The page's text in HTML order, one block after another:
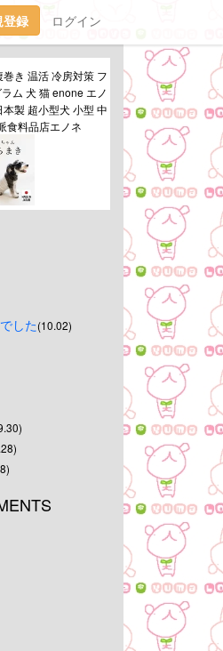
登録 ログイン
き 温活 冷房対策 フ
ム 犬 猫 enone エノ
製 超小型犬 小型 中
食料品店エノネ
した(10.02)